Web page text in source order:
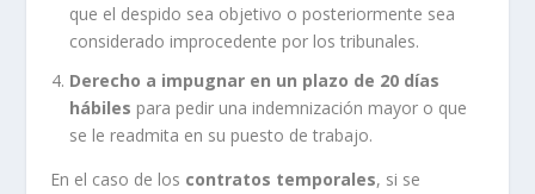
que el despido sea objetivo o posteriormente sea
considerado improcedente por los tribunales.
Derecho a impugnar en un plazo de 20 días
hábiles para pedir una indemnización mayor o que
se le readmita en su puesto de trabajo.
En el caso de los contratos temporales, si se